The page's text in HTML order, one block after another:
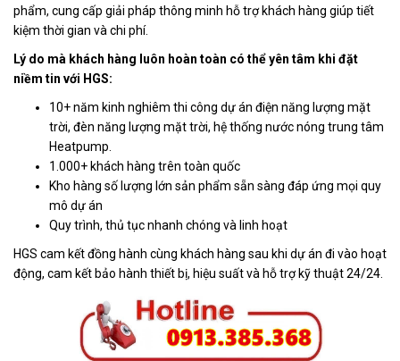
phẩm, cung cấp giải pháp thông minh hỗ trợ khách hàng giúp tiết
kiệm thời gian và chi phí.
Lý do mà khách hàng luôn hoàn toàn có thể yên tâm khi đặt
niềm tin với HGS:
10+ năm kinh nghiêm thi công dự án điện năng lượng mặt
trời, đèn năng lượng mặt trời, hệ thống nước nóng trung tâm
Heatpump.
1.000+ khách hàng trên toàn quốc
Kho hàng số lượng lớn sản phẩm sẵn sàng đáp ứng mọi quy
mô dự án
Quy trình, thủ tục nhanh chóng và linh hoạt
HGS cam kết đồng hành cùng khách hàng sau khi dự án đi vào hoạt
động, cam kết bảo hành thiết bị, hiệu suất và hỗ trợ kỹ thuật 24/24.